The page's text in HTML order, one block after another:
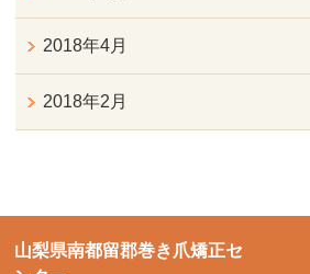
2018年4月
2018年2月
山梨県南都留郡巻き爪矯正セ